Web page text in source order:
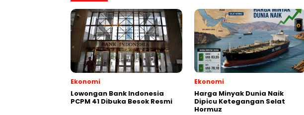
Ekonomi
Lowongan Bank Indonesia
PCPM 41 Dibuka Besok Resmi
Ekonomi
Harga Minyak Dunia Naik
Dipicu Ketegangan Selat
Hormuz